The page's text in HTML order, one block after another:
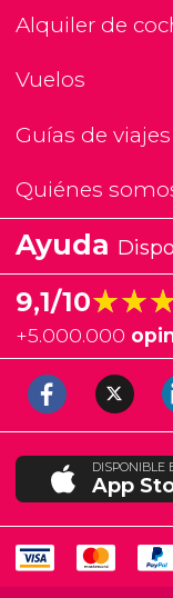
Alquiler de
Vuelos
Guías de
Quiénes
Ayuda
9,1/10
+5.000.000
DISPONIBLE
App